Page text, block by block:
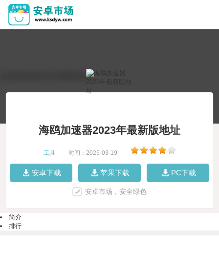
海鸥加速器2023年最新版地址
工具 时间：2025-03-19
安卓下载 苹果下载 PC下载
安卓市场，安全绿色
简介
排行